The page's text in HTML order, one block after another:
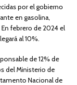
por el gobierno
en gasolina,
febrero de 2024 el
al 10%.
de 12% de
del Ministerio de
Nacional de